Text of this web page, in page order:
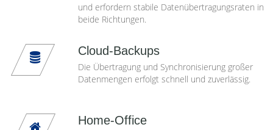
und erfordern stabile Datenübertragungsraten in
beide Richtungen.
Cloud-Backups
Die Übertragung und Synchronisierung großer
Datenmengen erfolgt schnell und zuverlässig.
Home-Office